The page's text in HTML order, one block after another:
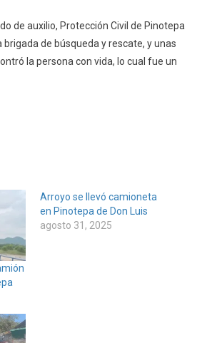
de auxilio, Protección Civil de Pinotepa
brigada de búsqueda y rescate, y unas
la persona con vida, lo cual fue un
Arroyo se llevó camioneta
en Pinotepa de Don Luis
agosto 31, 2025